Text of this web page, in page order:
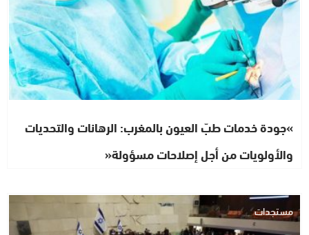
»جودة خدمات طبّ العيون بالمغرب: الرهانات والتحديات
والأولويات من أجل إصلاحات مسؤولة«
مستجدات